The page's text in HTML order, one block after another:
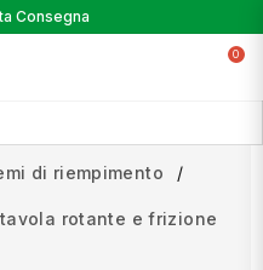
0
Consegna
di riempimento
rotante e frizione